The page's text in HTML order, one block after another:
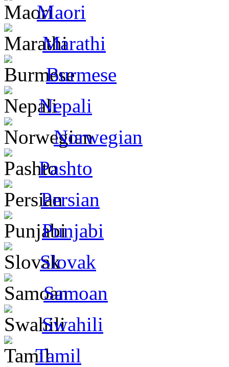
Maori
Marathi
Burmese
Nepali
Norwegian
Pashto
Persian
Punjabi
Slovak
Samoan
Swahili
Tamil